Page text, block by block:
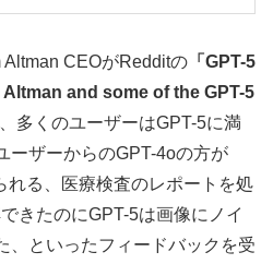
CEOがRedditの 「GPT-5
Altman and some of the GPT-5
多くのユーザーはGPT-5に満
ーザーからのGPT-4oの方が
れる、医療検査のレポートを処
きたのにGPT-5は画像にノイ
、といったフィードバックを受